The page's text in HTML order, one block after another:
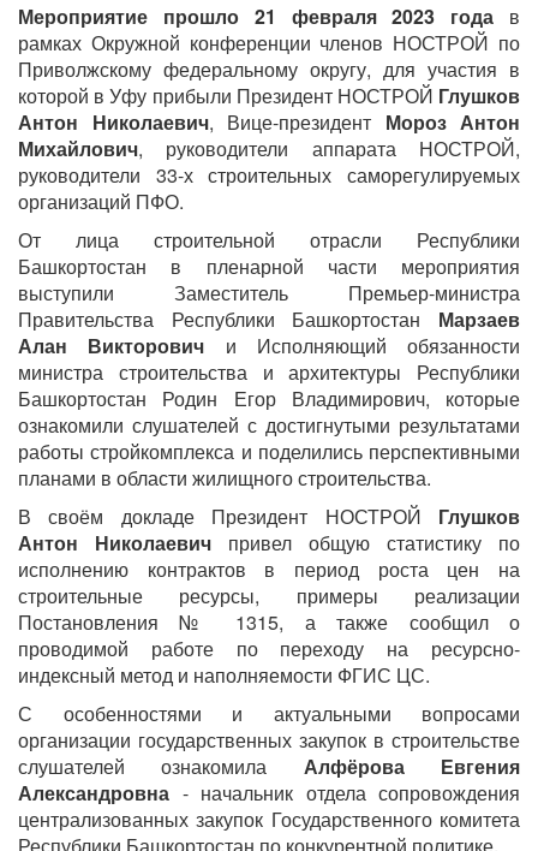
Мероприятие прошло 21 февраля 2023 года в
рамках Окружной конференции членов НОСТРОЙ по
Приволжскому федеральному округу, для участия в
которой в Уфу прибыли Президент НОСТРОЙ Глушков
Антон Николаевич, Вице-президент Мороз Антон
Михайлович, руководители аппарата НОСТРОЙ,
руководители 33-х строительных саморегулируемых
организаций ПФО.
От лица строительной отрасли Республики
Башкортостан в пленарной части мероприятия
выступили Заместитель Премьер-министра
Правительства Республики Башкортостан Марзаев
Алан Викторович и Исполняющий обязанности
министра строительства и архитектуры Республики
Башкортостан Родин Егор Владимирович, которые
ознакомили слушателей с достигнутыми результатами
работы стройкомплекса и поделились перспективными
планами в области жилищного строительства.
В своём докладе Президент НОСТРОЙ Глушков
Антон Николаевич привел общую статистику по
исполнению контрактов в период роста цен на
строительные ресурсы, примеры реализации
Постановления № 1315, а также сообщил о
проводимой работе по переходу на ресурсно-
индексный метод и наполняемости ФГИС ЦС.
С особенностями и актуальными вопросами
организации государственных закупок в строительстве
слушателей ознакомила Алфёрова Евгения
Александровна - начальник отдела сопровождения
централизованных закупок Государственного комитета
Республики Башкортостан по конкурентной политике.